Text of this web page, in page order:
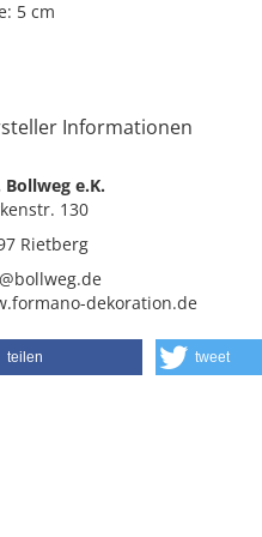
5 cm
Informationen
Bollweg e.K.
130
Rietberg
dekoration.de
teilen tweet